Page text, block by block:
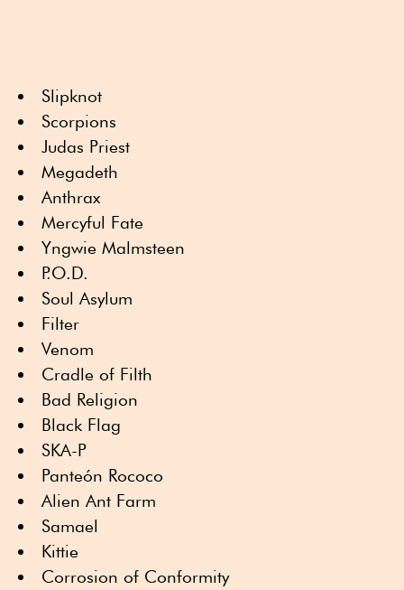
Slipknot
Scorpions
Judas Priest
Megadeth
Anthrax
Mercyful Fate
Yngwie Malmsteen
P.O.D.
Soul Asylum
Filter
Venom
Cradle of Filth
Bad Religion
Black Flag
SKA-P
Panteón Rococo
Alien Ant Farm
Samael
Kittie
Corrosion of Conformity